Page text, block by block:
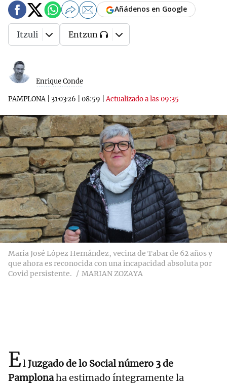
Enrique Conde
PAMPLONA| 31·03·26 08:59 |Actualizado a las 09:35
Añádenos en Google
Itzuli Entzun
María José López Hernández, vecina de Tabar de 62 años y
que ahora es reconocida con una incapacidad absoluta por
Covid persistente.
MARIAN ZOZAYA
ElJuzgado de lo Social número 3 de
Pamplonaha estimado íntegramente la